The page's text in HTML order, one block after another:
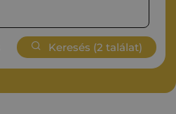
Keresés (2 találat)